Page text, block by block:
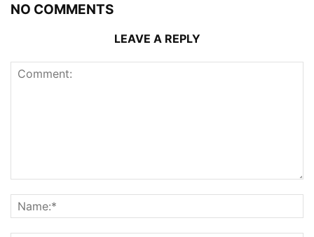
NO COMMENTS
LEAVE A REPLY